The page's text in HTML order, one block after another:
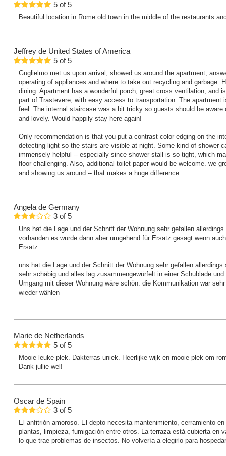
5 of5
Beautiful location in Rome old town in the middle of the restaurants
Jeffrey de United States of America
5 of5
Guglielmo met us upon arrival, showed us around the apartment,
operating of appliances and where to take out recycling and garbage.
dining. Apartment has a wonderful porch, great cross ventilation, and
part of Trastevere, with easy access to transportation. The apartment
feel. The internal staircase was a bit tricky so guests should be
and lovely. Would happily stay here again!
Only recommendation is that you put a contrast color edging on the
detecting light so the stairs are visible at night. Some kind of shower
immensely helpful -- especially since shower stall is so tight, which
floor challenging. Also, additional toilet paper would be welcome. we
and showing us around -- that makes a huge difference.
Angela de Germany
3 of5
Uns hat die Lage und der Schnitt der Wohnung sehr gefallen
vorhanden es wurde dann aber umgehend für Ersatz gesagt wenn
Ersatz
uns hat die Lage und der Schnitt der Wohnung sehr gefallen
sehr schäbig und alles lag zusammengewürfelt in einer Schublade
Umgang mit dieser Wohnung wäre schön. die Kommunikation war
wieder wählen
Marie de Netherlands
5 of5
Mooie leuke plek. Dakterras uniek. Heerlijke wijk en mooie plek om
Dank jullie wel!
Oscar de Spain
3 of5
El anfitrión amoroso. El depto necesita mantenimiento, cerramiento
plantas, limpieza, fumigación entre otros. La terraza está cubierta en
lo que trae problemas de insectos. No volvería a elegirlo para